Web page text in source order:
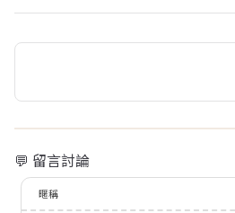
Pager
💬 留言討論
暱稱